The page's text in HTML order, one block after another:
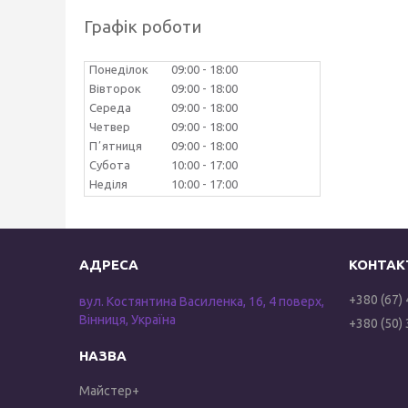
Графік роботи
Понеділок 09:00
18:00
Вівторок
09:00
18:00
Середа
09:00
18:00
Четвер
09:00
18:00
Пʼятниця
09:00
18:00
Субота
10:00
17:00
Неділя
10:00 17:00
вул. Костянтина Василенка, 16, 4 поверх,
Вінниця, Україна
Майстер+
+380 (67)
+380 (50)